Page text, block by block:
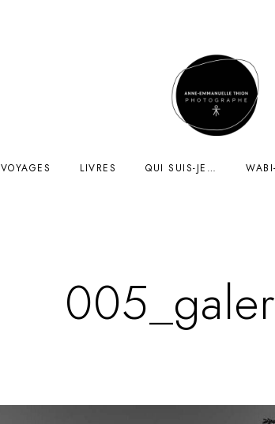
VOYAGES LIVRES QUI SUIS-JE…